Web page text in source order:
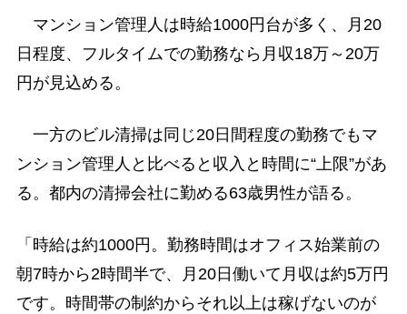
マンション管理人は時給1000円台が多く、月20
日程度、フルタイムでの勤務なら月収18万～20万
円が見込める。
一方のビル清掃は同じ20日間程度の勤務でもマ
ンション管理人と比べると収入と時間に“上限”があ
る。都内の清掃会社に勤める63歳男性が語る。
「時給は約1000円。勤務時間はオフィス始業前の
朝7時から2時間半で、月20日働いて月収は約5万円
です。時間帯の制約からそれ以上は稼げないのが